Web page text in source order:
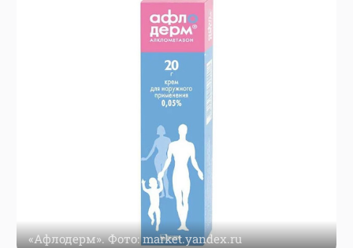
«Афлодерм». Фото: market.yandex.ru